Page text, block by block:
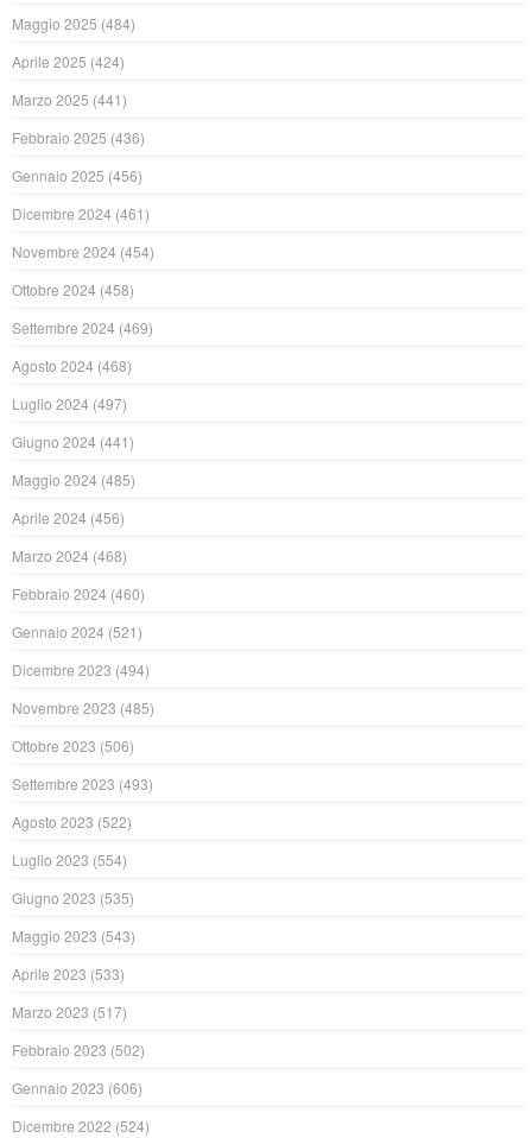
Maggio 2025 (484)
Aprile 2025 (424)
Marzo 2025 (441)
Febbraio 2025 (436)
Gennaio 2025 (456)
Dicembre 2024 (461)
Novembre 2024 (454)
Ottobre 2024 (458)
Settembre 2024 (469)
Agosto 2024 (468)
Luglio 2024 (497)
Giugno 2024 (441)
Maggio 2024 (485)
Aprile 2024 (456)
Marzo 2024 (468)
Febbraio 2024 (460)
Gennaio 2024 (521)
Dicembre 2023 (494)
Novembre 2023 (485)
Ottobre 2023 (506)
Settembre 2023 (493)
Agosto 2023 (522)
Luglio 2023 (554)
Giugno 2023 (535)
Maggio 2023 (543)
Aprile 2023 (533)
Marzo 2023 (517)
Febbraio 2023 (502)
Gennaio 2023 (606)
Dicembre 2022 (524)